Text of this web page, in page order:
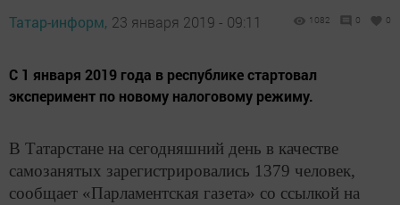
Татар-информ, 23 января 2019 - 09:11 1082 0 0
С 1 января 2019 года в республике стартовал
эксперимент по новому налоговому режиму.
В Татарстане на сегодняшний день в качестве
самозанятых зарегистрировались 1379 человек,
сообщает «Парламентская газета» со ссылкой на